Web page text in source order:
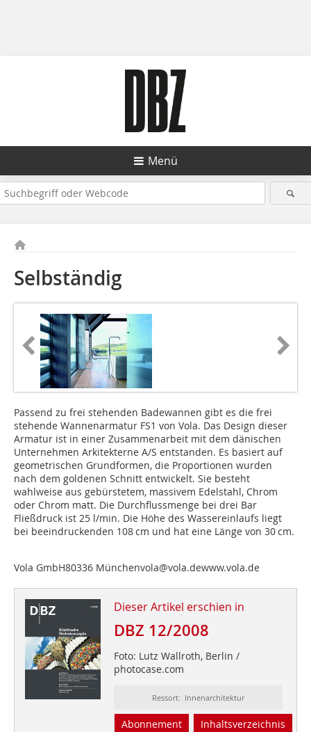
Menü
Selbständig
Passend zu frei stehenden Badewannen gibt es die frei
stehende Wannenarmatur FS1 von Vola. Das Design dieser
Armatur ist in einer Zusammenarbeit mit dem dänischen
Unternehmen Arkitekterne A/S entstanden. Es basiert auf
geometrischen Grundformen, die Propor­tionen wurden
nach dem goldenen Schnitt entwickelt. Sie besteht
wahlweise aus gebürstetem, massivem Edelstahl, Chrom
oder Chrom matt. Die Durchflussmenge bei drei Bar
Fließdruck ist 25 l/min. Die Höhe des Wassereinlaufs liegt
bei beeindruckenden 108 cm und hat eine Länge von 30 cm.
Vola GmbH80336 Münchenvola@vola.dewww.vola.de
Dieser Artikel erschien in
DBZ 12/2008
Foto: Lutz Wallroth, Berlin /
photocase.com
Ressort: Innenarchitektur
Abonnement Inhaltsverzeichnis